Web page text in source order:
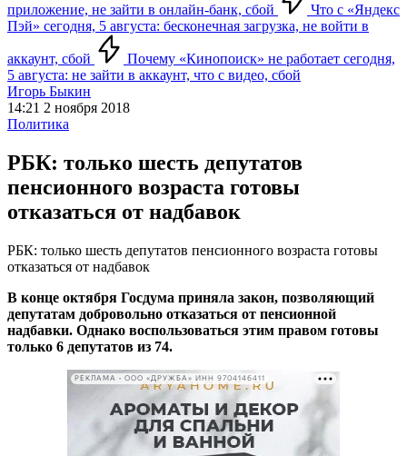
приложение, не зайти в онлайн-банк, сбой
Что с «Яндекс
Пэй» сегодня, 5 августа: бесконечная загрузка, не войти в
аккаунт, сбой
Почему «Кинопоиск» не работает сегодня,
5 августа: не зайти в аккаунт, что с видео, сбой
Игорь Быкин
14:21 2 ноября 2018
Политика
РБК: только шесть депутатов
пенсионного возраста готовы
отказаться от надбавок
РБК: только шесть депутатов пенсионного возраста готовы
отказаться от надбавок
В конце октября Госдума приняла закон, позволяющий
депутатам добровольно отказаться от пенсионной
надбавки. Однако воспользоваться этим правом готовы
только 6 депутатов из 74.
РЕКЛАМА • ООО «ДРУЖБА» ИНН 9704146411